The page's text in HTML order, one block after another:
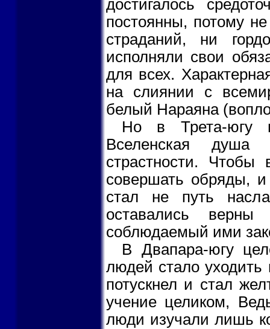
достигалось
постоянны, потому
страданий, ни
исполняли свои
для всех.
на слиянии с
белый Нараяна
Но в Трета-югу
Вселенская душа
страстности. Чтобы
совершать обряды,
стал не путь
оставались
соблюдаемый ими
В Двапара-югу
людей стало
потускнел и стал
учение целиком,
люди изучали лишь